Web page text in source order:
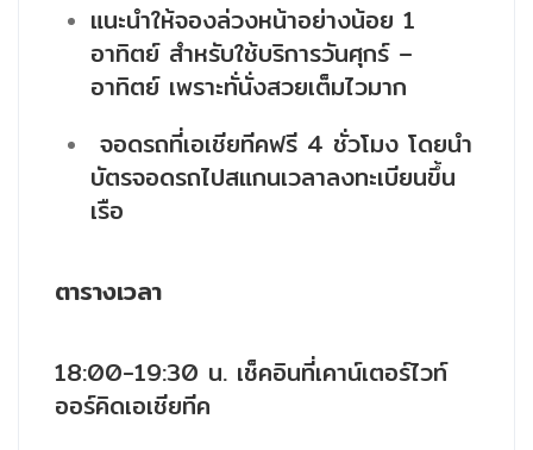
แนะนำให้จองล่วงหน้าอย่างน้อย 1
อาทิตย์ สำหรับใช้บริการวันศุกร์ –
อาทิตย์ เพราะทั่นั่งสวยเต็มไวมาก
จอดรถที่เอเชียทีคฟรี 4 ชั่วโมง โดยนำ
บัตรจอดรถไปสแกนเวลาลงทะเบียนขึ้น
เรือ
ตารางเวลา
18:00-19:30 น. เช็คอินที่เคาน์เตอร์ไวท์
ออร์คิดเอเชียทีค